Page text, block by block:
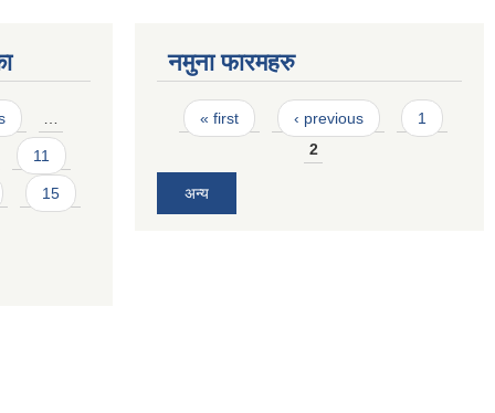
11
15
नमुना फारमहरु
Pages
« first ‹ previous
1
2
अन्य